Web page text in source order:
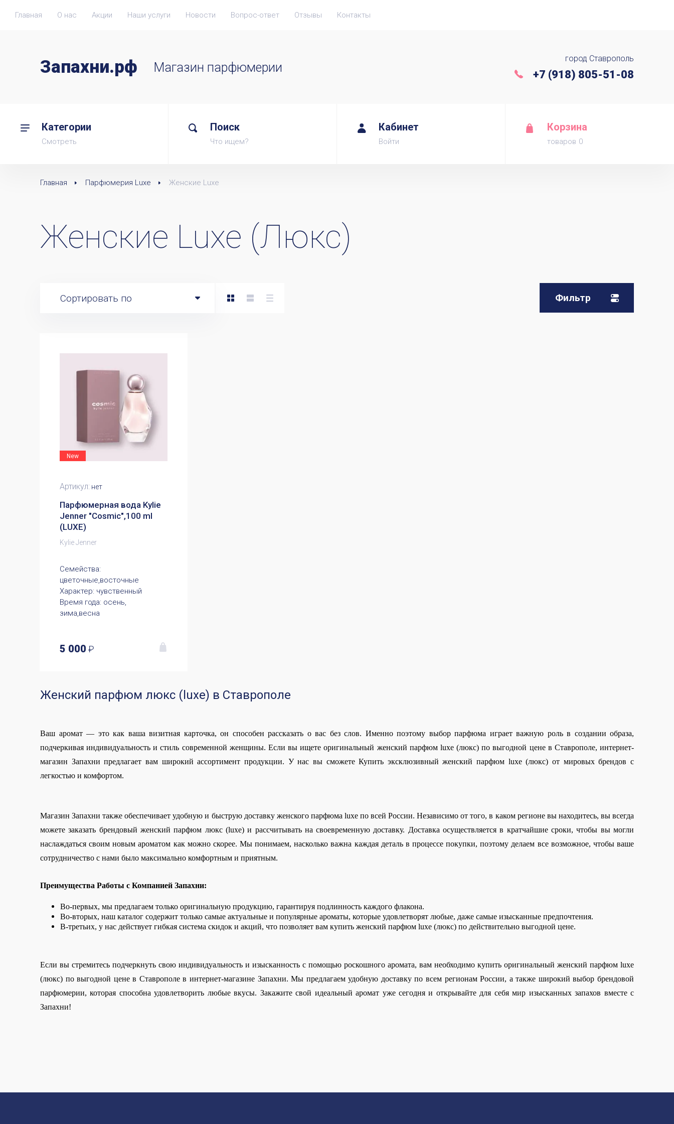
Главная О нас Акции Наши услуги Новости Вопрос-ответ Отзывы Контакты
Запахни.рф Магазин парфюмерии
город Ставрополь
+7 (918) 805-51-08
Категории
Смотреть
Поиск
Что ищем?
Кабинет
Войти
Корзина
товаров
Главная Парфюмерия Luxe Женские Luxe
Женские Luxe (Люкс)
Фильтр
Сортировать по
New
Артикул: нет
Парфюмерная вода Kylie
Jenner "Cosmic",100 ml
(LUXE)
Kylie Jenner
Семейства:
цветочные,восточные
Характер: чувственный
Время года: осень,
зима,весна
5 000 ₽
Женский парфюм люкс (luxe) в Ставрополе
Ваш аромат — это как ваша визитная карточка, он способен рассказать о вас без слов. Именно поэтому выбор парфюма играет важную роль в создании образа,
подчеркивая индивидуальность и стиль современной женщины. Если вы ищете оригинальный женский парфюм luxe (люкс) по выгодной цене в Ставрополе, интернет-
магазин Запахни предлагает вам широкий ассортимент продукции. У нас вы сможете Купить эксклюзивный женский парфюм luxe (люкс) от мировых брендов с
легкостью и комфортом.
Магазин Запахни также обеспечивает удобную и быструю доставку женского парфюма luxe по всей России. Независимо от того, в каком регионе вы находитесь, вы всегда
можете заказать брендовый женский парфюм люкс (luxe) и рассчитывать на своевременную доставку. Доставка осуществляется в кратчайшие сроки, чтобы вы могли
наслаждаться своим новым ароматом как можно скорее. Мы понимаем, насколько важна каждая деталь в процессе покупки, поэтому делаем все возможное, чтобы ваше
сотрудничество с нами было максимально комфортным и приятным.
Преимущества Работы с Компанией Запахни:
Во-первых, мы предлагаем только оригинальную продукцию, гарантируя подлинность каждого флакона.
Во-вторых, наш каталог содержит только самые актуальные и популярные ароматы, которые удовлетворят любые, даже самые изысканные предпочтения.
В-третьих, у нас действует гибкая система скидок и акций, что позволяет вам купить женский парфюм luxe (люкс) по действительно выгодной цене.
Если вы стремитесь подчеркнуть свою индивидуальность и изысканность с помощью роскошного аромата, вам необходимо купить оригинальный женский парфюм luxe
(люкс) по выгодной цене в Ставрополе в интернет-магазине Запахни. Мы предлагаем удобную доставку по всем регионам России, а также широкий выбор брендовой
парфюмерии, которая способна удовлетворить любые вкусы. Закажите свой идеальный аромат уже сегодня и открывайте для себя мир изысканных запахов вместе с
Запахни!